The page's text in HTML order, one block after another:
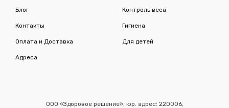
Блог
Контакты
Оплата и Доставка
Адреса
Контроль веса
Гигиена
Для детей
ООО «Здоровое решение», юр. адрес: 220006,